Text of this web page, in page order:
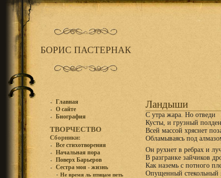
БОРИС ПАСТЕРНАК
Главная
О сайте
Биография
ТВОРЧЕСТВО
Сборники:
Все стихотворения
Начальная пора
Поверх Барьеров
Сестра моя - жизнь
Не время ль птицам петь
Ландыши
С утра жара. Но отведи
Кусты, и грузный
Всей массой хряснет
Обламываясь под
Он рухнет в ребрах и
В разгранке зайчиков
Как наземь с потного
Опущенный стекольный